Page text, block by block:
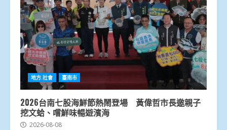
地方.社會 臺南市
2026台南七股海鮮節熱鬧登場 黃偉哲市長邀親子
挖文蛤、嚐鮮味暢遊濱海
2026-08-08